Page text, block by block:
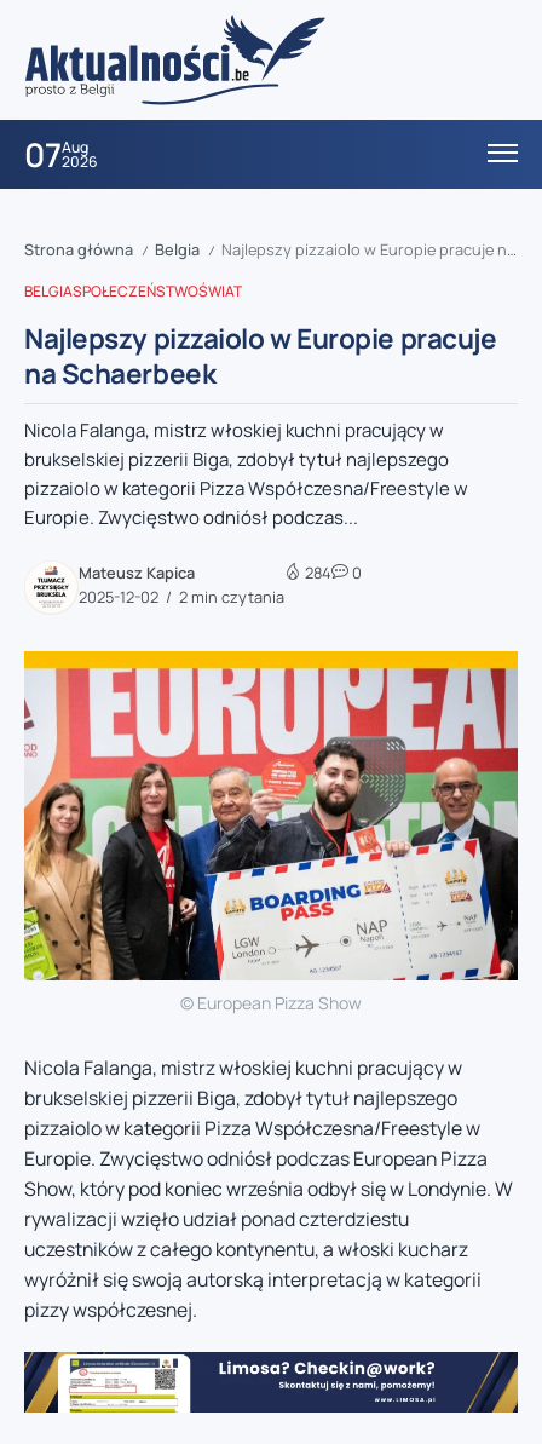
07Aug
2026
Strona główna / Belgia / Najlepszy pizzaiolo w Europie pracuje na Schaerbeek
BELGIASPOŁECZEŃSTWOŚWIAT
Najlepszy pizzaiolo w Europie pracuje
na Schaerbeek
Nicola Falanga, mistrz włoskiej kuchni pracujący w
brukselskiej pizzerii Biga, zdobył tytuł najlepszego
pizzaiolo w kategorii Pizza Współczesna/Freestyle w
Europie. Zwycięstwo odniósł podczas...
Mateusz Kapica
2025-12-02
2 min czytania
284 0
© European Pizza Show
Nicola Falanga, mistrz włoskiej kuchni pracujący w
brukselskiej pizzerii Biga, zdobył tytuł najlepszego
pizzaiolo w kategorii Pizza Współczesna/Freestyle w
Europie. Zwycięstwo odniósł podczas European Pizza
Show, który pod koniec września odbył się w Londynie. W
rywalizacji wzięło udział ponad czterdziestu
uczestników z całego kontynentu, a włoski kucharz
wyróżnił się swoją autorską interpretacją w kategorii
pizzy współczesnej.